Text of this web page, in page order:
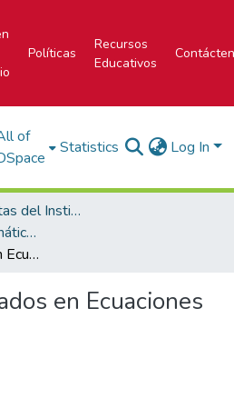
Políticas
Recursos
Educativos
of
Statistics Log In
Portal de Revistas del Instituto Tecnológico de Costa Rica
Revista Digital: Matemática, Educación e Internet
Mínimos Cuadrados en Ecuaciones Integrales
en Ecuaciones